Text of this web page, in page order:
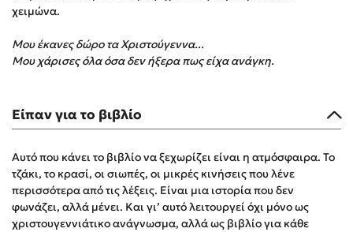
Τζένη Κουτσοδημητροπούλου
Ali Hazelwood
Δανάη Ιμπραχήμ
Δημοφιλή Άρθρα
3 βιβλία βασισμένα σε αληθινά γεγονότα!
Τεστ: Ποιο αστυνομικό βιβλίο σου ταιριάζει για το καλοκαίρι;
χειμώνα.
Μου έκανες δώρο τα Χριστούγεννα...
Μου χάρισες όλα όσα δεν ήξερα πως είχα ανάγκη.
Είπαν για το βιβλίο
Αυτό που κάνει το βιβλίο να ξεχωρίζει είναι η ατμόσφαιρα. Το
τζάκι, το κρασί, οι σιωπές, οι μικρές κινήσεις που λένε
περισσότερα από τις λέξεις. Είναι μια ιστορία που δεν
φωνάζει, αλλά μένει. Και γι’ αυτό λειτουργεί όχι μόνο ως
χριστουγεννιάτικο ανάγνωσμα, αλλά ως βιβλίο για κάθε